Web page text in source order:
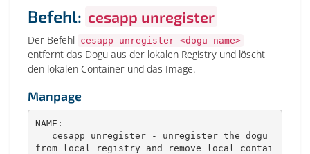
Befehl: cesapp unregister
Der Befehl cesapp unregister <dogu-name>
entfernt das Dogu aus der lokalen Registry und löscht
den lokalen Container und das Image.
Manpage
NAME:
from local registry and remove local contai